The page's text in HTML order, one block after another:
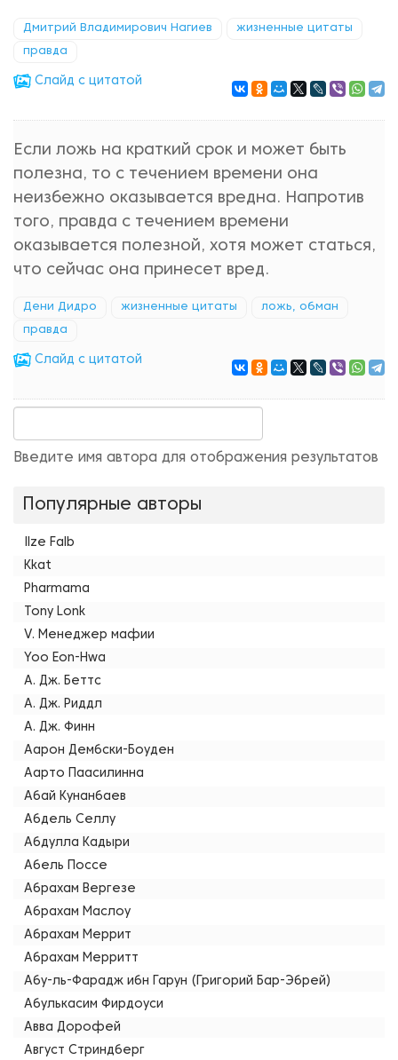
Дмитрий Владимирович Нагиев жизненные цитаты
правда
Cлайд с цитатой
Если ложь на краткий срок и может быть
полезна, то с течением времени она
неизбежно оказывается вредна. Напротив
того, правда с течением времени
оказывается полезной, хотя может статься,
что сейчас она принесет вред.
Дени Дидро жизненные цитаты ложь, обман
правда
Cлайд с цитатой
Введите имя автора для отображения результатов
Популярные авторы
Ilze Falb
Kkat
Pharmama
Tony Lonk
V. Менеджер мафии
Yoo Eon-Hwa
А. Дж. Беттс
А. Дж. Риддл
А. Дж. Финн
Аарон Дембски-Боуден
Аарто Паасилинна
Абай Кунанбаев
Абдель Селлу
Абдулла Кадыри
Абель Поссе
Абрахам Вергезе
Абрахам Маслоу
Абрахам Меррит
Абрахам Мерритт
Абу-ль-Фарадж ибн Гарун (Григорий Бар-Эбрей)
Абулькасим Фирдоуси
Авва Дорофей
Август Стриндберг